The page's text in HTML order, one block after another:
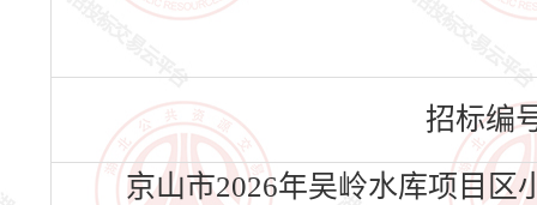
招标编
京山市2026年吴岭水库项目区